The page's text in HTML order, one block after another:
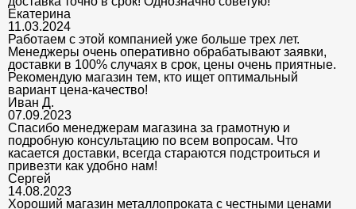
Екатерина
11.03.2024
Работаем с этой компанией уже больше трех лет.
Менеджеры очень оперативно обрабатывают заявки,
доставки в 100% случаях в срок, цены очень приятные.
Рекомендую магазин тем, кто ищет оптимальный
вариант цена-качество!
Иван Д.
07.09.2023
Спасибо менеджерам магазина за грамотную и
подробную консультацию по всем вопросам. Что
касается доставки, всегда стараются подстроиться и
привезти как удобно нам!
Сергей
14.08.2023
Хороший магазин металлопроката с честными ценами